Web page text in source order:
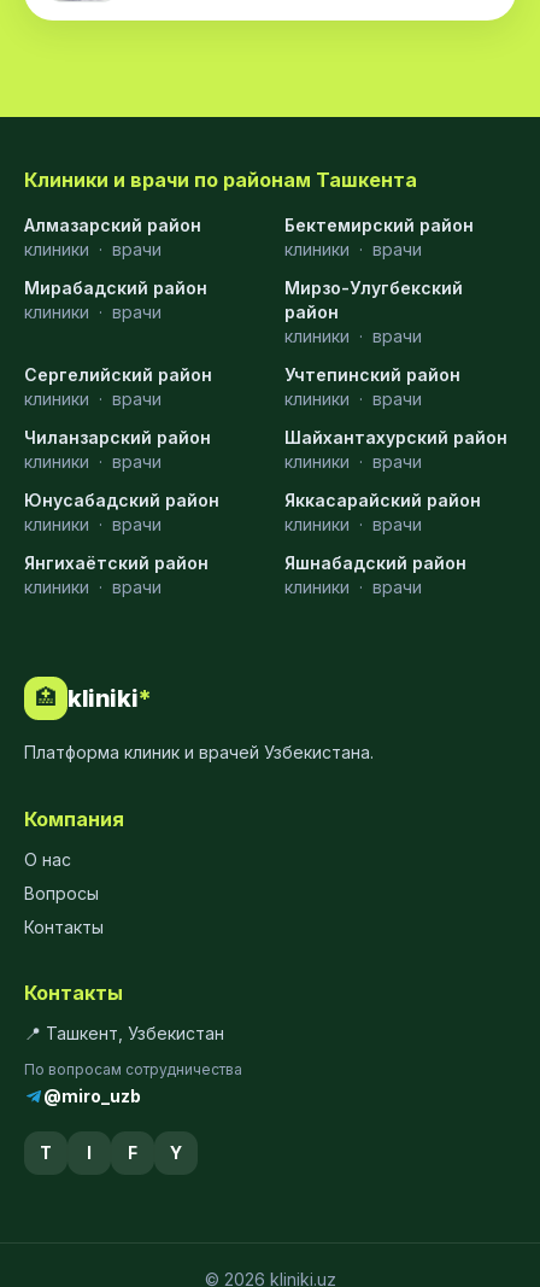
Клиники и врачи по районам Ташкента
Алмазарский район
клиники · врачи
Бектемирский район
клиники · врачи
Мирабадский район
клиники · врачи
Мирзо-Улугбекский
район
клиники · врачи
Сергелийский район
клиники · врачи
Учтепинский район
клиники · врачи
Чиланзарский район
клиники · врачи
Шайхантахурский район
клиники · врачи
Юнусабадский район
клиники · врачи
Яккасарайский район
клиники · врачи
Янгихаётский район
клиники · врачи
Яшнабадский район
клиники · врачи
🏥 kliniki*
Платформа клиник и врачей Узбекистана.
Компания
О нас
Вопросы
Контакты
Контакты
📍 Ташкент, Узбекистан
По вопросам сотрудничества
@miro_uzb
T I F Y
© 2026 kliniki.uz